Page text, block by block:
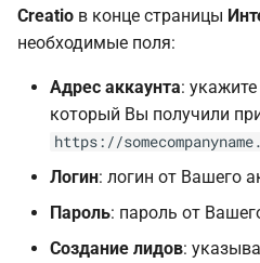
2. Диалоги
3. Посетители
Creatio в конце страницы
необходимые поля:
Адрес аккаунта:
который Вы получили
https://
Логин: логин от Вашего
Пароль: пароль от
Создание лидов: